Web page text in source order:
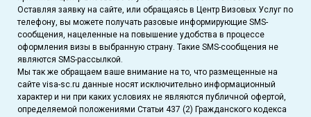
Оставляя заявку на сайте, или обращаясь в Центр Визовых Услуг по
телефону, вы можете получать разовые информирующие SMS-
сообщения, нацеленные на повышение удобства в процессе
оформления визы в выбранную страну. Такие SMS-сообщения не
являются SMS-рассылкой.
Мы так же обращаем ваше внимание на то, что размещенные на
сайте visa-sc.ru данные носят исключительно информационный
характер и ни при каких условиях не являются публичной офертой,
определяемой положениями Статьи 437 (2) Гражданского кодекса